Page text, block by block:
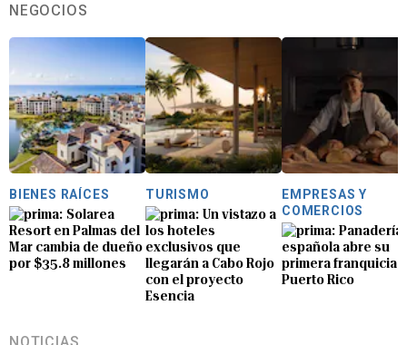
NEGOCIOS
BIENES RAÍCES
Solarea
Resort en Palmas del
Mar cambia de dueño
por $35.8 millones
TURISMO
Un vistazo a
los hoteles
exclusivos que
llegarán a Cabo Rojo
con el proyecto
Esencia
EMPRESAS Y
COMERCIOS
Panadería
española abre su
primera franquicia
Puerto Rico